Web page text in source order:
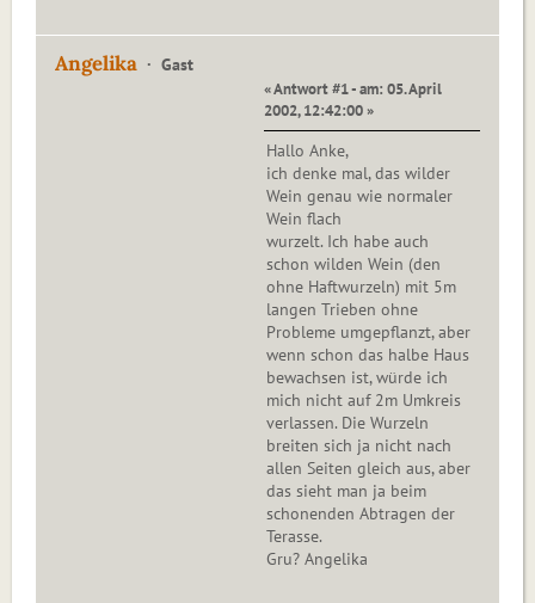
Angelika Gast
« Antwort #1 - am: 05. April
2002, 12:42:00 »
Hallo Anke,
ich denke mal, das wilder
Wein genau wie normaler
Wein flach
wurzelt. Ich habe auch
schon wilden Wein (den
ohne Haftwurzeln) mit 5m
langen Trieben ohne
Probleme umgepflanzt, aber
wenn schon das halbe Haus
bewachsen ist, würde ich
mich nicht auf 2m Umkreis
verlassen. Die Wurzeln
breiten sich ja nicht nach
allen Seiten gleich aus, aber
das sieht man ja beim
schonenden Abtragen der
Terasse.
Gru? Angelika